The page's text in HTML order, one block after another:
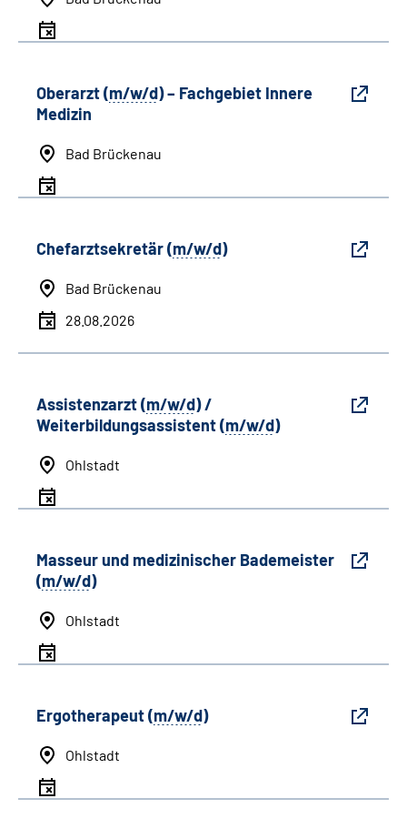
Oberarzt (m/w/d) – Fachgebiet Innere
Medizin
Bad Brückenau
Chefarztsekretär (m/w/d)
Bad Brückenau
28.08.2026
Assistenzarzt (m/w/d) /
Weiterbildungsassistent (m/w/d)
Ohlstadt
Masseur und medizinischer Bademeister
(m/w/d)
Ohlstadt
Ergotherapeut (m/w/d)
Ohlstadt